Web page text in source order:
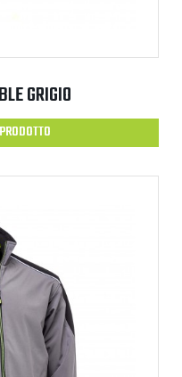
GRIGIO